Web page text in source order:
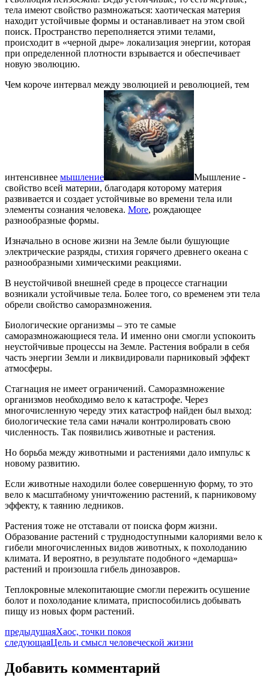
тела имеют свойство размножаться: хаотическая материя
находит устойчивые формы и останавливает на этом свой
поиск. Пространство переполняется этими телами,
происходит в «черной дыре» локализация энергии, которая
при определенной плотности взрывается и обеспечивает
новую эволюцию.
Чем короче интервал между эволюцией и революцией, тем
интенсивнее мышление
Мышление -
свойство всей материи, благодаря которому материя
развивается и создает устойчивые во времени тела или
элементы сознания человека. More, рождающее
разнообразные формы.
Изначально в основе жизни на Земле были бушующие
электрические разряды, стихия горячего древнего океана с
разнообразными химическими реакциями.
В неустойчивой внешней среде в процессе стагнации
возникали устойчивые тела. Более того, со временем эти тела
обрели свойство саморазмножения.
Биологические организмы – это те самые
саморазмножающиеся тела. И именно они смогли успокоить
неустойчивые процессы на Земле. Растения вобрали в себя
часть энергии Земли и ликвидировали парниковый эффект
атмосферы.
Стагнация не имеет ограничений. Саморазмножение
организмов необходимо вело к катастрофе. Через
многочисленную череду этих катастроф найден был выход:
биологические тела сами начали контролировать свою
численность. Так появились животные и растения.
Но борьба между животными и растениями дало импульс к
новому развитию.
Если животные находили более совершенную форму, то это
вело к масштабному уничтожению растений, к парниковому
эффекту, к таянию ледников.
Растения тоже не отставали от поиска форм жизни.
Образование растений с труднодоступными калориями вело к
гибели многочисленных видов животных, к похолоданию
климата. И вероятно, в результате подобного «демарша»
растений и произошла гибель динозавров.
Теплокровные млекопитающие смогли пережить осушение
болот и похолодание климата, приспособились добывать
пищу из новых форм растений.
предыдущаяХаос, точки покоя
следующаяЦель и смысл человеческой жизни
Добавить комментарий